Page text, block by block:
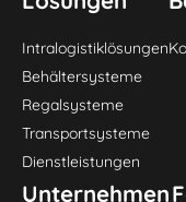
Intralogistiklösungen
Behältersysteme
Regalsysteme
Transportsysteme
Dienstleistungen
Unternehmen